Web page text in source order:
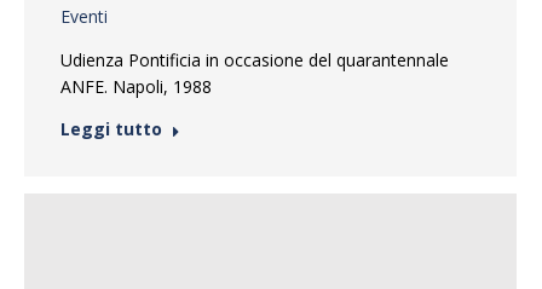
Eventi
Udienza Pontificia in occasione del quarantennale
ANFE. Napoli, 1988
Leggi tutto